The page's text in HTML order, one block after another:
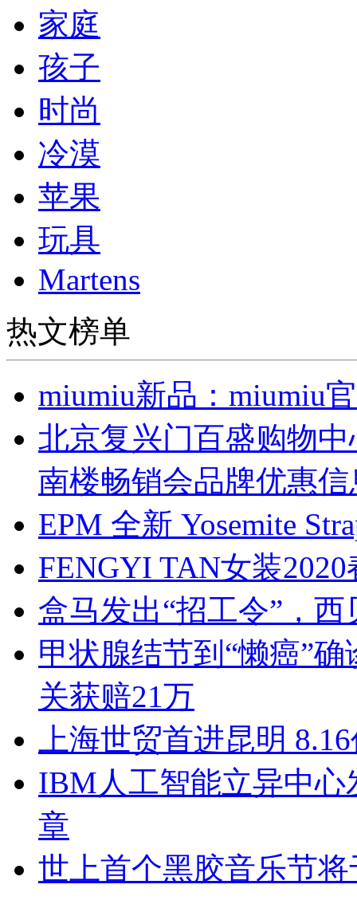
家庭
孩子
时尚
冷漠
苹果
玩具
Martens
热文榜单
miumiu新品：miumiu
北京复兴门百盛购物
南楼畅销会品牌优惠信
EPM 全新 Yosemite
FENGYI TAN女装
盒马发出“招工令”，
甲状腺结节到“懒癌”
关获赔21万
上海世贸首进昆明
IBM人工智能立异中心
章
世上首个黑胶音乐节